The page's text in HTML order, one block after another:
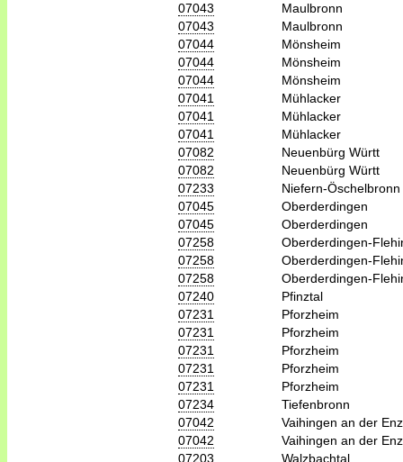
07043
Maulbronn
07043
Maulbronn
07044
Mönsheim
07044
Mönsheim
07044
Mönsheim
07041
Mühlacker
07041
Mühlacker
07041
Mühlacker
07082
Neuenbürg Württ
07082
Neuenbürg Württ
07233
Niefern-Öschelbronn
07045
Oberderdingen
07045
Oberderdingen
07258
Oberderdingen-
07258
Oberderdingen-
07258
Oberderdingen-
07240
Pfinztal
07231
Pforzheim
07231
Pforzheim
07231
Pforzheim
07231
Pforzheim
07231
Pforzheim
07234
Tiefenbronn
07042
Vaihingen an der Enz
07042
Vaihingen an der Enz
07203
Walzbachtal